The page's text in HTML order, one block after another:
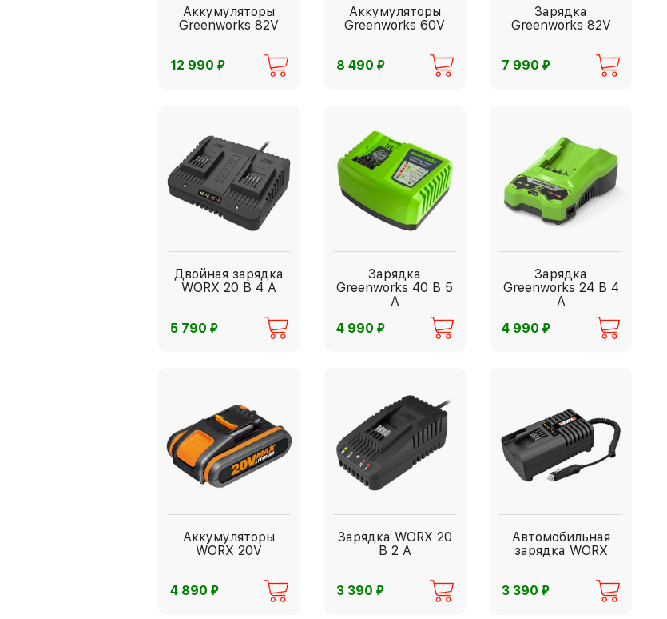
Аккумуляторы
Greenworks 82V
12 990 ⃏
Аккумуляторы
Greenworks 60V
8 490 ⃏
Зарядка
Greenworks 82V
7 990⃏
Двойная зарядка
WORX 20 В 4 А
5 790 ⃏
Зарядка
Greenworks 40 В 5
А
4 990 ⃏
Зарядка
Greenworks 24 В 4
А
4 990⃏
Аккумуляторы
WORX 20V
4 890 ⃏
Зарядка WORX 20
В 2 А
3 390 ⃏
Автомобильная
зарядка WORX
3 390⃏